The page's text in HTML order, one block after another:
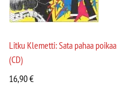
Litku Klemetti: Sata pahaa poikaa
(CD)
16,90€